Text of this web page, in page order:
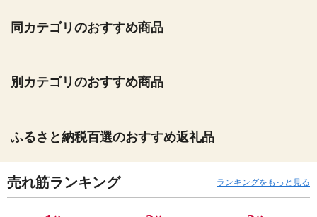
同カテゴリのおすすめ商品
別カテゴリのおすすめ商品
ふるさと納税百選のおすすめ返礼品
売れ筋ランキング ランキングをもっと見る